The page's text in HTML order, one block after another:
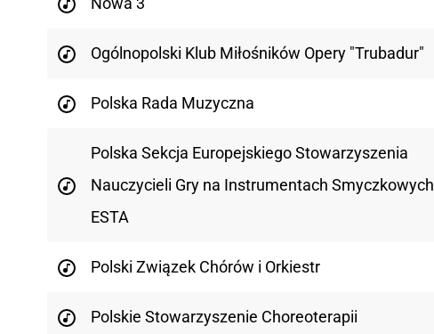
Ogólnopolski Klub Miłośników Opery "Trubadur"
Polska Rada Muzyczna
Polska Sekcja Europejskiego Stowarzyszenia
Nauczycieli Gry na Instrumentach Smyczkowych
ESTA
Polski Związek Chórów i Orkiestr
Polskie Stowarzyszenie Choreoterapii